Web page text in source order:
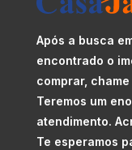
Após a busca
encontrado o
comprar,
Teremos um
atendimento.
Te esperamos